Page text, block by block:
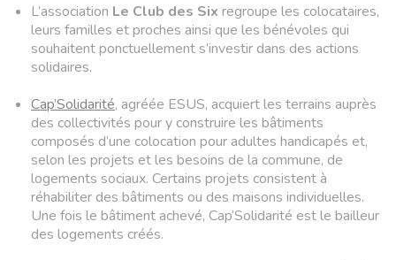
L’association Le Club des Six regroupe les colocataires,
leurs familles et proches ainsi que les bénévoles qui
souhaitent ponctuellement s’investir dans des actions
solidaires.
Cap’Solidarité, agréée ESUS, acquiert les terrains auprès
des collectivités pour y construire les bâtiments
composés d’une colocation pour adultes handicapés et,
selon les projets et les besoins de la commune, de
logements sociaux. Certains projets consistent à
réhabiliter des bâtiments ou des maisons individuelles.
Une fois le bâtiment achevé, Cap’Solidarité est le bailleur
des logements créés.